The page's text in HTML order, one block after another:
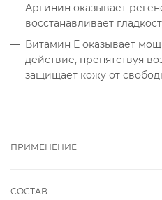
Аргинин оказывает
восстанавливает
Витамин Е оказывает
действие, препятствуя
защищает кожу от
ПРИМЕНЕНИЕ
СОСТАВ